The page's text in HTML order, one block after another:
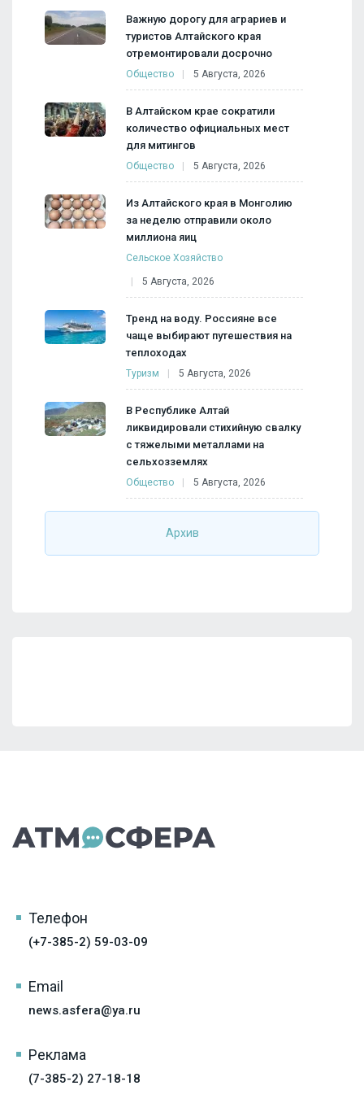
Важную дорогу для аграриев и
туристов Алтайского края
отремонтировали досрочно
Общество 5 Августа, 2026
В Алтайском крае сократили
количество официальных мест
для митингов
Общество 5 Августа, 2026
Из Алтайского края в Монголию
за неделю отправили около
миллиона яиц
Сельское Хозяйство
5 Августа, 2026
Тренд на воду. Россияне все
чаще выбирают путешествия на
теплоходах
Туризм 5 Августа, 2026
В Республике Алтай
ликвидировали стихийную свалку
с тяжелыми металлами на
сельхозземлях
Общество 5 Августа, 2026
Архив
Телефон
(+7-385-2) 59-03-09
Email
news.asfera@ya.ru
Реклама
(7-385-2) 27-18-18